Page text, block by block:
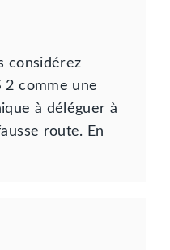
considérez
2 comme une
à déléguer à
route. En